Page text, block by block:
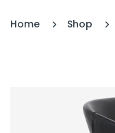
Home Shop